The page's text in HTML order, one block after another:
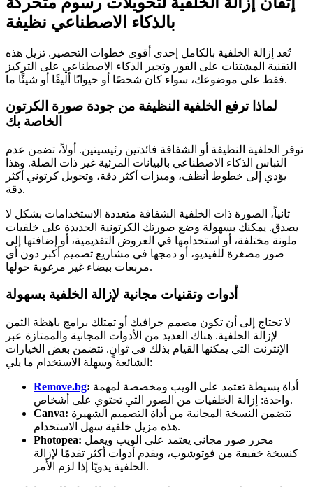
بالذكاء الاصطناعي نظيفة
تُعد إزالة الخلفية بالكامل إحدى أقوى خطوات التحضير. تزيل هذه
التقنية المشتتات على الفور وتجبر الذكاء الاصطناعي على التركيز
فقط على موضوعك، سواء كان شخصًا أو حيوانًا أليفًا أو شيئًا ما.
لماذا ترفع الخلفية النظيفة من جودة صورة الكرتون
الخاصة بك
توفر الخلفية النظيفة أو الشفافة فائدتين رئيسيتين. أولاً، تضمن عدم
التباس الذكاء الاصطناعي بالبيانات المرئية غير ذات الصلة. وهذا
يؤدي إلى خطوط أنظف، وميزات أكثر دقة، وتحويل كرتوني أكثر
دقة.
ثانياً، الصورة ذات الخلفية الشفافة متعددة الاستخدامات بشكل لا
يصدق. يمكنك بسهولة وضع صورتك الكرتونية الجديدة على خلفيات
ملونة مختلفة، أو استخدامها في العروض التقديمية، أو إضافتها إلى
صور مصغرة للفيديو، أو دمجها في مشاريع تصميم أكبر دون أي
مربعات بيضاء غير مرغوبة حولها.
أدوات وتقنيات مجانية لإزالة الخلفية بسهولة
لا تحتاج إلى أن تكون مصمم جرافيك أو تمتلك برامج باهظة الثمن
لإزالة الخلفية. هناك العديد من الأدوات المجانية والممتازة عبر
الإنترنت التي يمكنها القيام بذلك في ثوانٍ. تتضمن بعض الخيارات
الشائعة وسهلة الاستخدام ما يلي:
Remove.bg:
واحدة: إزالة الخلفيات من الصور التي تحتوي على أشخاص.
Canva:
هذه مزيل خلفية سهل الاستخدام.
Photopea:
كنسخة خفيفة من فوتوشوب، ويقدم أدوات أكثر تقدمًا لإزالة
الخلفية يدويًا إذا لزم الأمر.